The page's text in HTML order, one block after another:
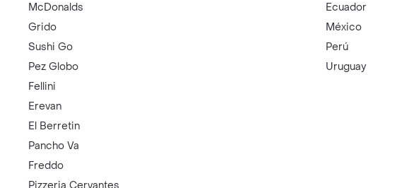
McDonalds
Grido
Sushi Go
Pez Globo
Fellini
Erevan
El Berretin
Pancho Va
Freddo
Ecuador
México
Perú
Uruguay